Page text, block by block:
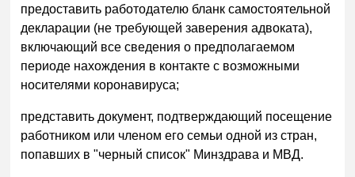
предоставить работодателю бланк самостоятельной
декларации (не требующей заверения адвоката),
включающий все сведения о предполагаемом
периоде нахождения в контакте с возможными
носителями коронавируса;
представить документ, подтверждающий посещение
работником или членом его семьи одной из стран,
попавших в "черный список" Минздрава и МВД.